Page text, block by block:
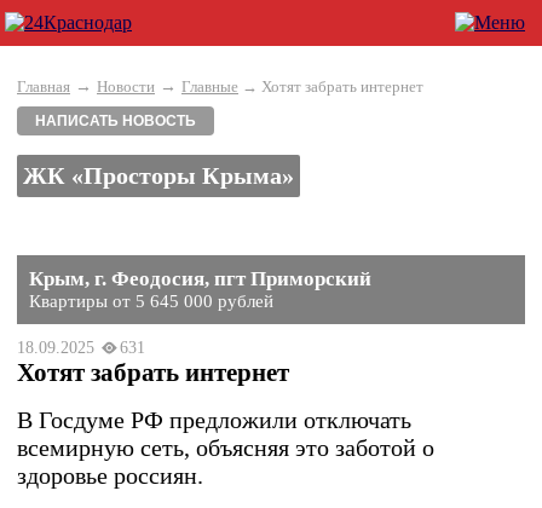
Главная → Новости → Главные → Хотят забрать интернет
НАПИСАТЬ НОВОСТЬ
ЖК «Просторы Крыма»
Крым, г. Феодосия, пгт Приморский
Квартиры от 5 645 000 рублей
18.09.2025 631
Хотят забрать интернет
В Госдуме РФ предложили отключать
всемирную сеть, объясняя это заботой о
здоровье россиян.